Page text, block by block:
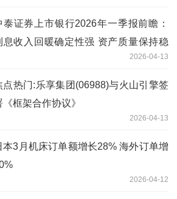
泰证券上市银行2026年一季报前瞻：
息收入回暖确定性强 资产质量保持稳
2026-04-13
点热门:乐享集团(06988)与火山引擎签
《框架合作协议》
2026-04-13
本3月机床订单额增长28% 海外订单增
2026-04-12